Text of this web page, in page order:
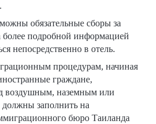
обязательные сборы за
подробной информацией
непосредственно в отель.
процедурам, начиная
граждане,
воздушным, наземным или
заполнить на
бюро Таиланда